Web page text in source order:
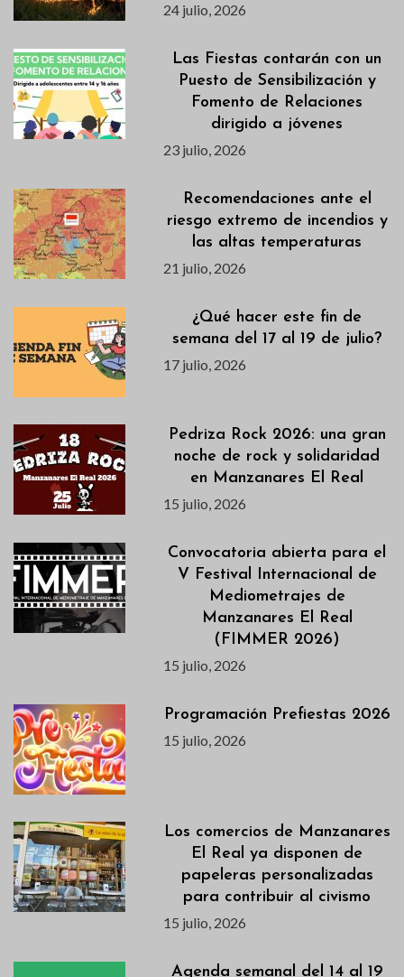
24 julio, 2026
Las Fiestas contarán con un
Puesto de Sensibilización y
Fomento de Relaciones
dirigido a jóvenes
23 julio, 2026
Recomendaciones ante el
riesgo extremo de incendios y
las altas temperaturas
21 julio, 2026
¿Qué hacer este fin de
semana del 17 al 19 de julio?
17 julio, 2026
Pedriza Rock 2026: una gran
noche de rock y solidaridad
en Manzanares El Real
15 julio, 2026
Convocatoria abierta para el
V Festival Internacional de
Mediometrajes de
Manzanares El Real
(FIMMER 2026)
15 julio, 2026
Programación Prefiestas 2026
15 julio, 2026
Los comercios de Manzanares
El Real ya disponen de
papeleras personalizadas
para contribuir al civismo
15 julio, 2026
Agenda semanal del 14 al 19